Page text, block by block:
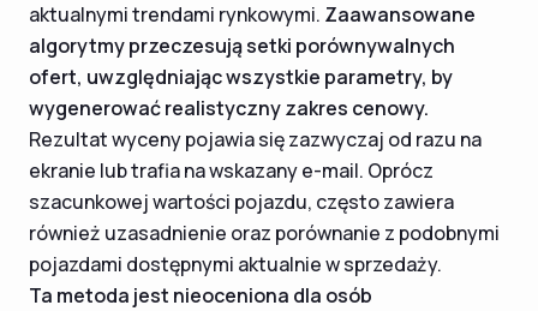
aktualnymi trendami rynkowymi. Zaawansowane
algorytmy przeczesują setki porównywalnych
ofert, uwzględniając wszystkie parametry, by
wygenerować realistyczny zakres cenowy.
Rezultat wyceny pojawia się zazwyczaj od razu na
ekranie lub trafia na wskazany e-mail. Oprócz
szacunkowej wartości pojazdu, często zawiera
również uzasadnienie oraz porównanie z podobnymi
pojazdami dostępnymi aktualnie w sprzedaży.
Ta metoda jest nieoceniona dla osób